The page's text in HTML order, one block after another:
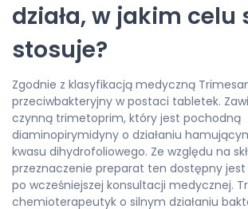
działa, w jakim celu
stosuje?
Zgodnie z klasyfikacją medyczną
przeciwbakteryjny w postaci tabletek.
czynną trimetoprim, który jest pochodną
diaminopirymidyny o działaniu
kwasu dihydrofoliowego. Ze względu na
przeznaczenie preparat ten dostępny
po wcześniejszej konsultacji medycznej.
chemioterapeutyk o silnym działaniu